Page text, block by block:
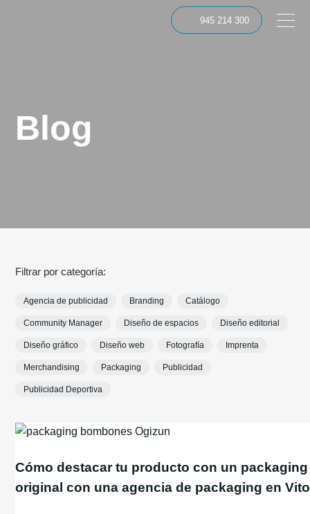
945 214 300
Blog
Filtrar por categoría:
Agencia de publicidad Branding Catálogo
Community Manager Diseño de espacios Diseño editorial
Diseño gráfico Diseño web Fotografía Imprenta
Merchandising Packaging Publicidad
Publicidad Deportiva
Cómo destacar tu producto con un
original con una agencia de packaging en